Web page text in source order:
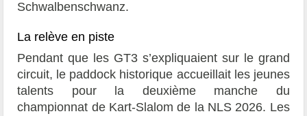
Schwalbenschwanz.
La relève en piste
Pendant que les GT3 s’expliquaient sur le grand
circuit, le paddock historique accueillait les jeunes
talents pour la deuxième manche du
championnat de Kart-Slalom de la NLS 2026. Les